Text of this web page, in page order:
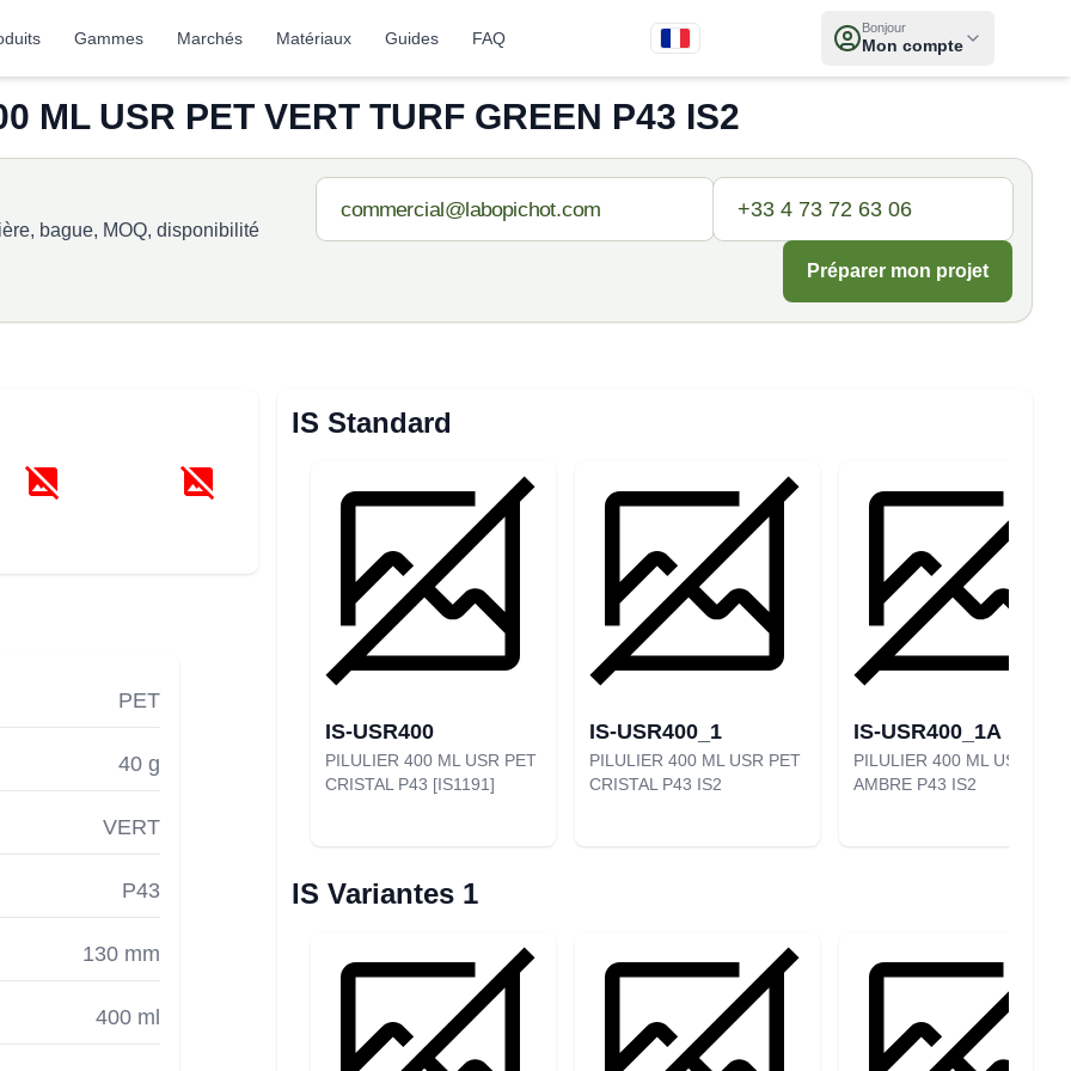
Gammes Marchés Matériaux Guides FAQ
Bonjour
Mon compte
ML USR PET VERT TURF GREEN P43 IS2
bague, MOQ, disponibilité
Préparer mon projet
PET
40 g
VERT
P43
130 mm
400 ml
IS Standard
IS-USR400
PILULIER 400 ML USR PET
CRISTAL P43 [IS1191]
IS-USR400_1
PILULIER 400 ML USR PET
CRISTAL P43 IS2
IS-USR400_1A
PILULIER 400 ML USR PET
AMBRE P43 IS2
IS Variantes 1